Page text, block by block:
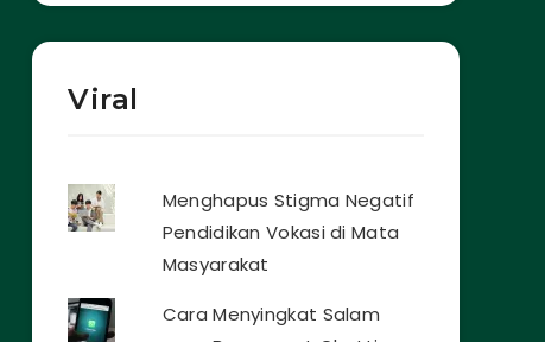
Viral
Menghapus Stigma Negatif
Pendidikan Vokasi di Mata
Masyarakat
Cara Menyingkat Salam